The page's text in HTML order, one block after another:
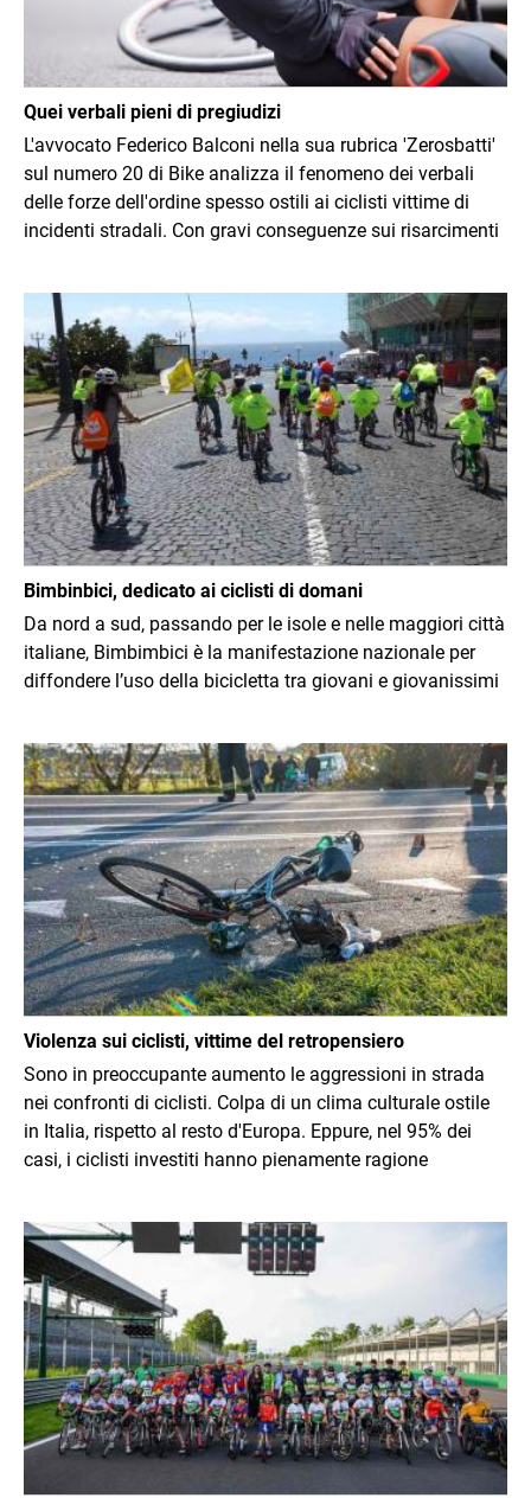
Quei verbali pieni di pregiudizi
L'avvocato Federico Balconi nella sua rubrica 'Zerosbatti'
sul numero 20 di Bike analizza il fenomeno dei verbali
delle forze dell'ordine spesso ostili ai ciclisti vittime di
incidenti stradali. Con gravi conseguenze sui risarcimenti
Immagine
Bimbinbici, dedicato ai ciclisti di domani
Da nord a sud, passando per le isole e nelle maggiori città
italiane, Bimbimbici è la manifestazione nazionale per
diffondere l’uso della bicicletta tra giovani e giovanissimi
Immagine
Violenza sui ciclisti, vittime del retropensiero
Sono in preoccupante aumento le aggressioni in strada
nei confronti di ciclisti. Colpa di un clima culturale ostile
in Italia, rispetto al resto d'Europa. Eppure, nel 95% dei
casi, i ciclisti investiti hanno pienamente ragione
Immagine